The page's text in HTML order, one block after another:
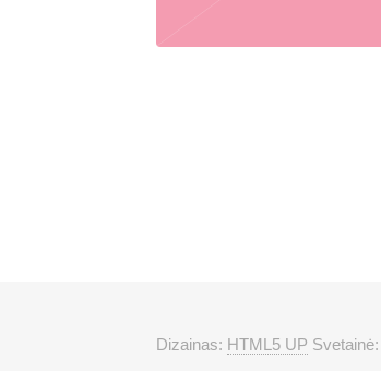
Dizainas: HTML5 UP Svetainė: